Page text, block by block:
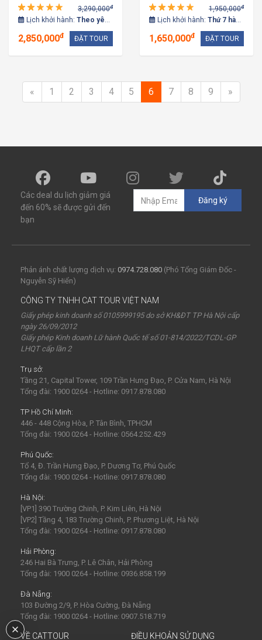
3,290,000đ
Lịch khởi hành: Theo yêu cầu
2,850,000đ ĐẶT TOUR
1,950,000đ
Lịch khởi hành: Thứ 7 hàng tuần
1,650,000đ ĐẶT TOUR
« 1 2 3 4 5 6 7 8 9 »
Các deal du lịch giảm giá
đến 60% sẽ được gửi đến
bạn
Đăng ký
Phản ánh chất lượng dịch vụ: 0974.728.080 (Phó Tổng Giám Đốc -
Nguyễn Sỹ Hiển)
CÔNG TY TNHH CAT TOUR VIỆT NAM
Giấy phép kinh doanh số 0105999195 do sở KH&ĐT TP Hà Nội cấp
ngày 26/09/2012
Giấy phép Kinh doanh Lữ hành Quốc tế số 01-814/2022/TCDL-GP
LHQT cấp lần 2
Trụ sở:
Tầng 21, Capital Tower, 109 Trần Hưng Đạo, P. Cửa Nam, Hà Nội
Tổng đài: 1900 0264 - Hotline: 0917.878.080
TP Hồ Chí Minh:
446 - 448 Cộng Hòa, P. Tân Bình, TPHCM
Tổng đài: 1900 0264 - Hotline: 0564.252.429
Phú Quốc:
Tổ 4, Đ. Trần Hưng Đạo, P. Dương Tơ, Phú Quốc
Tổng đài: 1900 0264 - Hotline: 0917.878.080
Hà Nội:
[VP1] 390 Trường Chinh, P. Kim Liên, Hà Nội
[VP2] Tầng 4, 183 Trường Chinh, P. Phương Liệt, Hà Nội
Tổng đài: 1900 0264 - Hotline: 0917.878.080
Hải Phòng:
246 Hai Bà Trưng, P. Lê Chân, Hải Phòng
Tổng đài: 1900 0264 - Hotline: 0936.858.199
Đà Nẵng:
103 Đường 2/9, P. Hòa Cường, Đà Nẵng
Tổng đài: 1900 0264 - Hotline: 0907.518.719
VỀ CATTOUR ĐIỀU KHOẢN SỬ DỤNG